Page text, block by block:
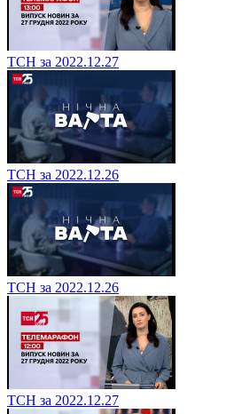
ТСН за 2022.12.27
ТСН за 2022.12.26
ТСН за 2022.12.26
ТСН за 2022.12.27